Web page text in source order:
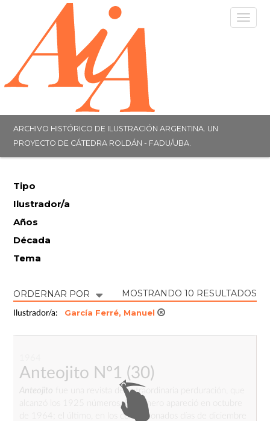
ARCHIVO HISTÓRICO DE ILUSTRACIÓN ARGENTINA. UN
PROYECTO DE CÁTEDRA ROLDÁN - FADU/UBA.
Tipo
Ilustrador/a
Años
Década
Tema
ORDERNAR POR MOSTRANDO 10 RESULTADOS
Ilustrador/a: García Ferré, Manuel
Anteojito Nº1 (30)
Anteojito fue una revista de extraordinaria perduración, que
alcanzó los 1925 números. El primero apareció en octubre
de 1964; el último, en los convulsionados días de diciembre